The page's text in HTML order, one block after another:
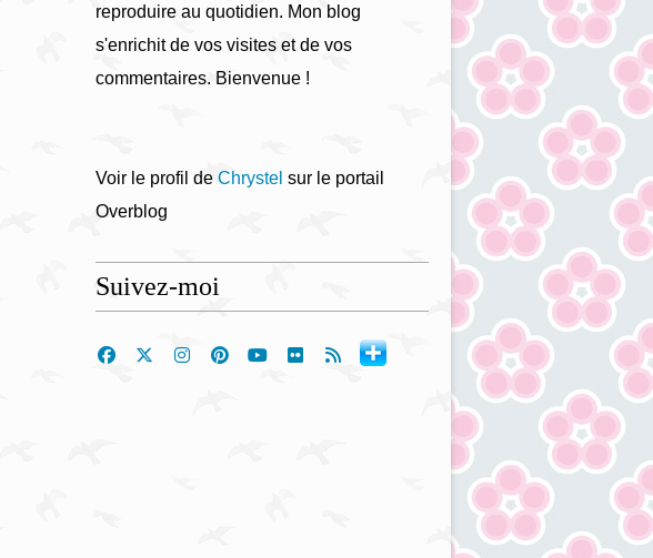
reproduire au quotidien. Mon blog
s'enrichit de vos visites et de vos
commentaires. Bienvenue !
Voir le profil de Chrystel sur le portail
Overblog
Suivez-moi